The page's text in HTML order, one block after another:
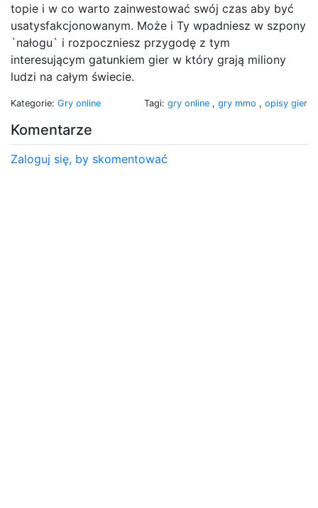
topie i w co warto zainwestować swój czas aby być
usatysfakcjonowanym. Może i Ty wpadniesz w szpony
`nałogu` i rozpoczniesz przygodę z tym
interesującym gatunkiem gier w który grają miliony
ludzi na całym świecie.
Kategorie: Gry online Tagi: gry online , gry mmo , opisy gier
Komentarze
Zaloguj się, by skomentować